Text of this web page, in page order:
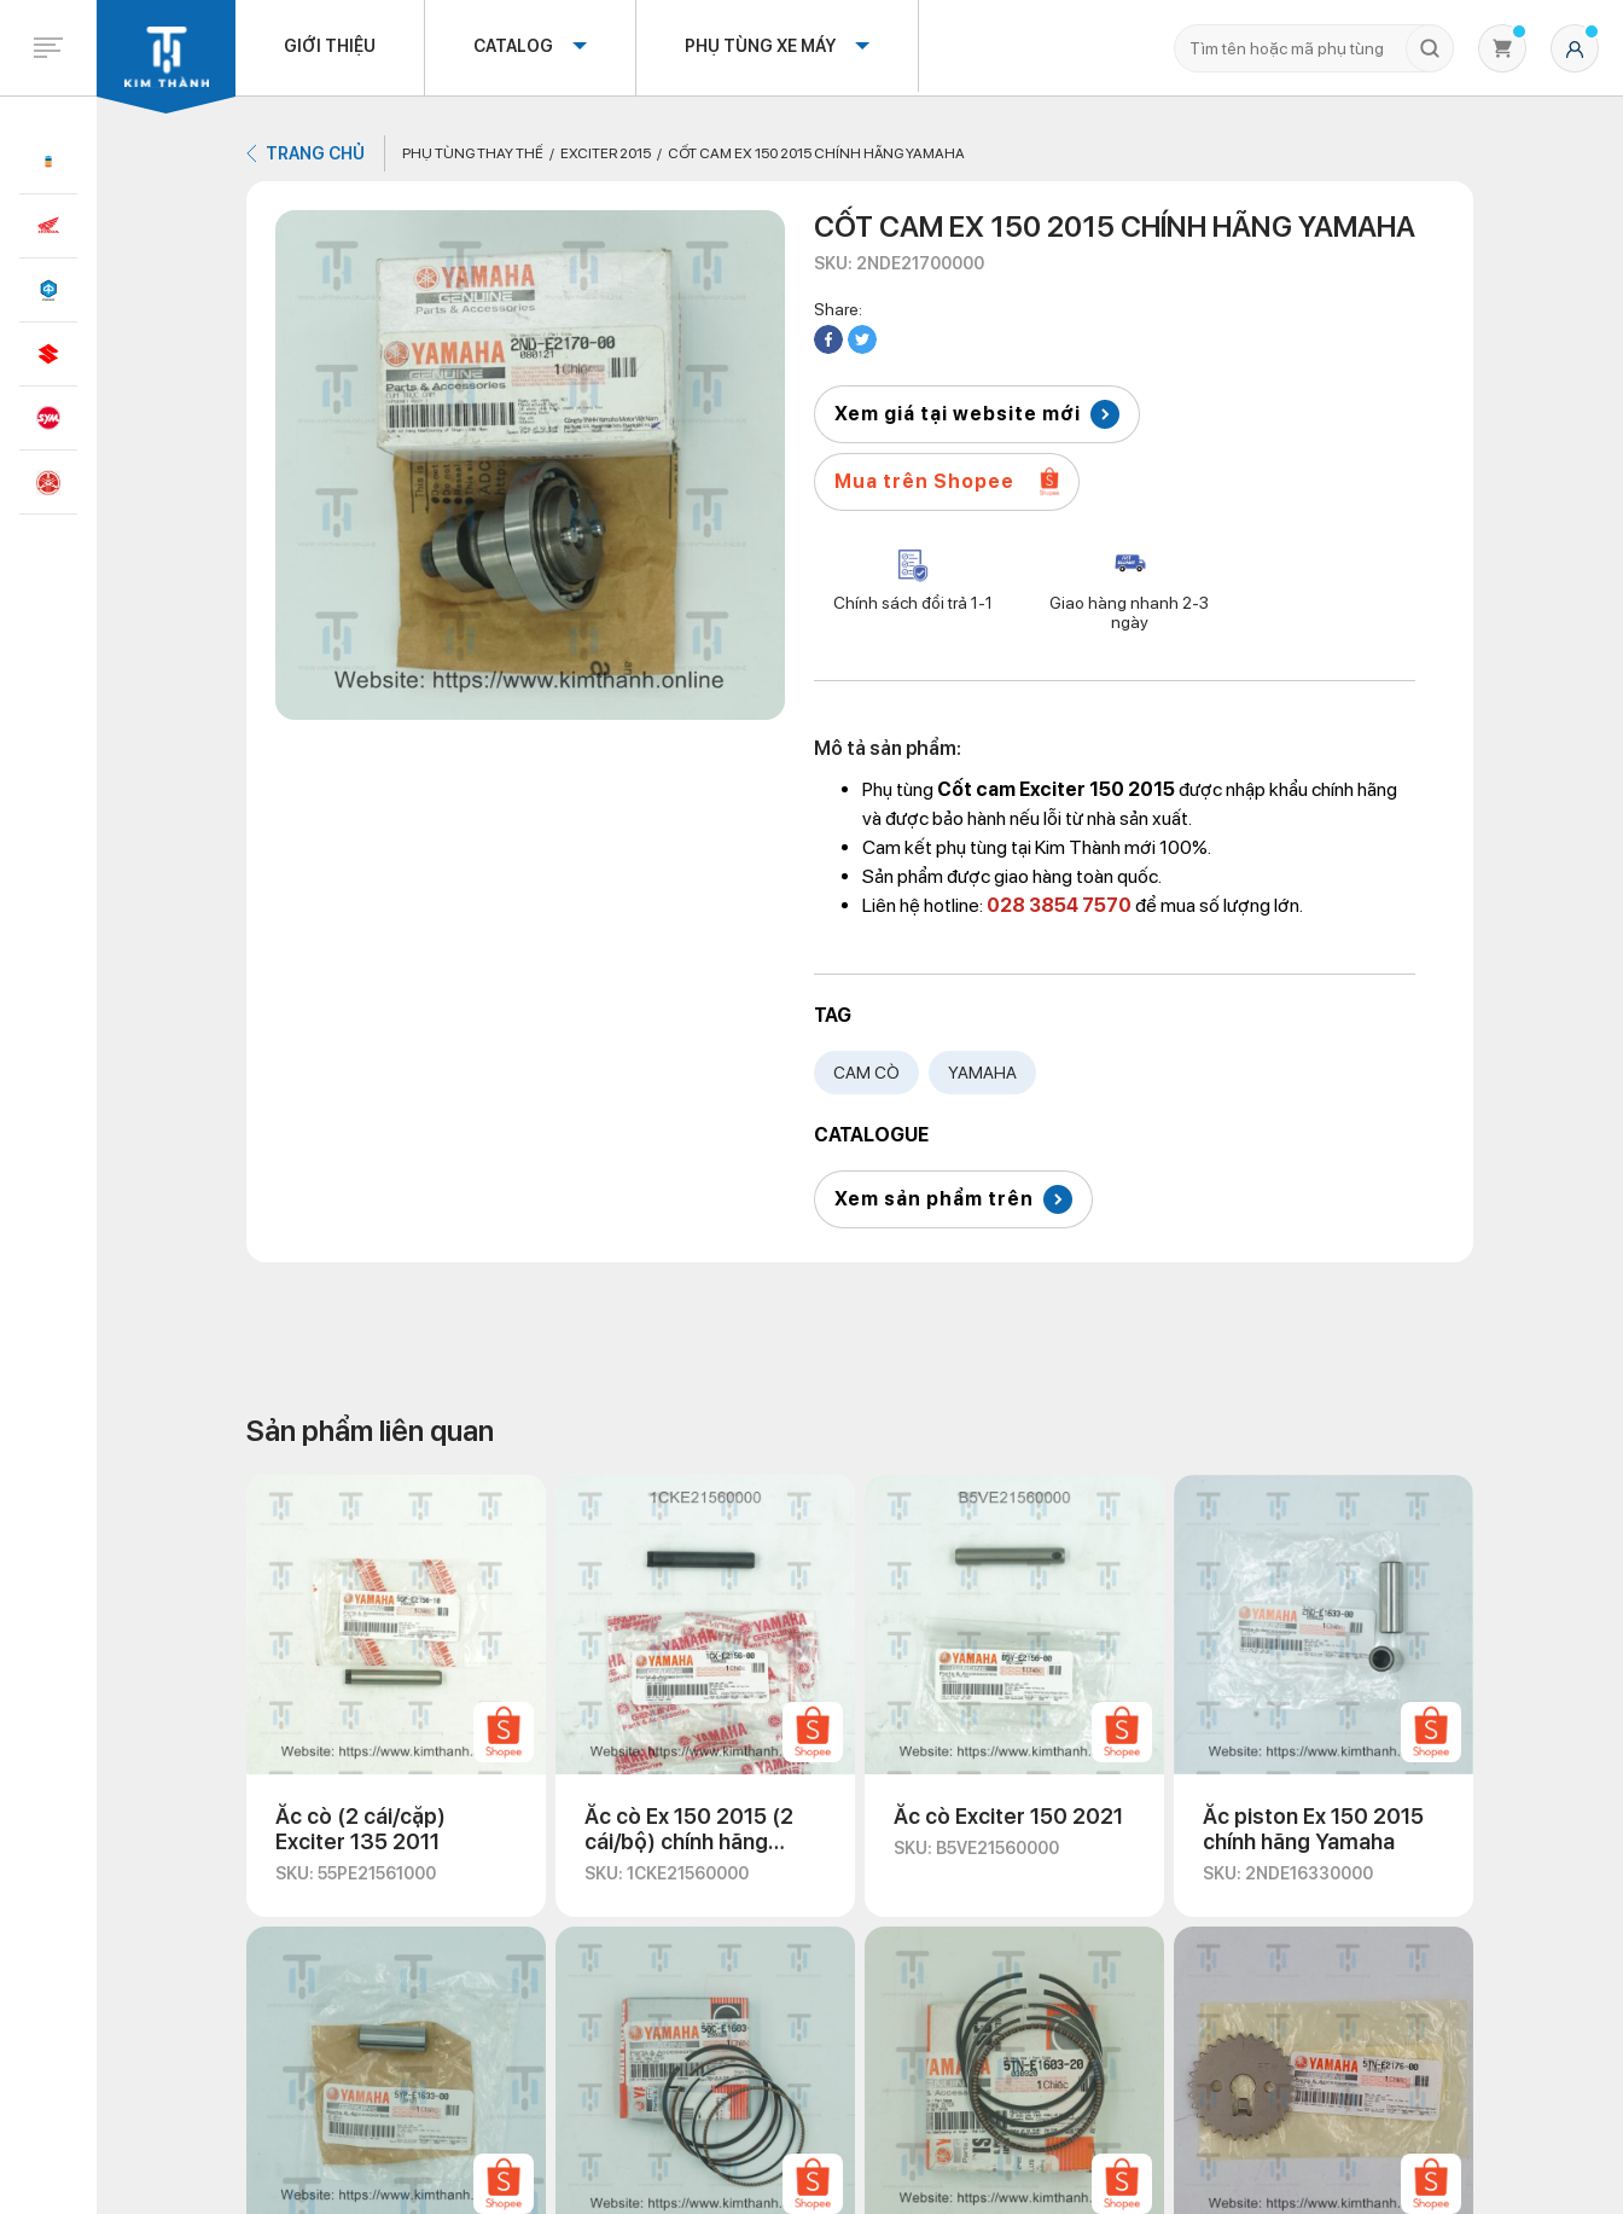
GIỚI THIỆU CATALOG PHỤ TÙNG XE MÁY
TRANG CHỦ PHỤ TÙNG THAY THẾ EXCITER 2015 CỐT CAM EX 150 2015 CHÍNH HÃNG YAMAHA
CỐT CAM EX 150 2015 CHÍNH HÃNG YAMAHA
SKU: 2NDE21700000
Share:
Xem giá tại website mới
Mua trên Shopee
Chính sách đổi trả 1-1
Giao hàng nhanh 2-3
ngày
Mô tả sản phẩm:
Phụ tùng Cốt cam Exciter 150 2015được nhập khẩu chính hãng
và được bảo hành nếu lỗi từ nhà sản xuất.
Cam kết phụ tùng tại Kim Thành mới 100%.
Sản phẩm được giao hàng toàn quốc.
Liên hệ hotline: 028 3854 7570 để mua số lượng lớn.
TAG
CAM CÒ YAMAHA
CATALOGUE
Xem sản phẩm trên
Sản phẩm liên quan
Ắc cò (2 cái/cặp)
Exciter 135 2011
SKU: 55PE21561000
Ắc cò Ex 150 2015 (2
cái/bộ) chính hãng
Yamaha
SKU: 1CKE21560000
Ắc cò Exciter 150 2021
SKU: B5VE21560000
Ắc piston Ex 150 2015
chính hãng Yamaha
SKU: 2NDE16330000